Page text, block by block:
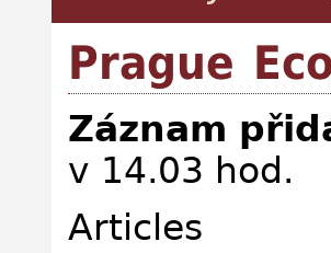
Prague
Záznam
v 14.03 hod.
Articles